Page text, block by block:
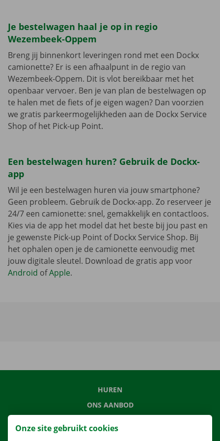
Je bestelwagen haal je op in regio
Wezembeek-Oppem
Breng jij binnenkort leveringen rond met een Dockx
camionette? Er is een afhaalpunt in de regio van
Wezembeek-Oppem. Dit is vlot bereikbaar met het
openbaar vervoer. Ben je van plan de bestelwagen op
te halen met de fiets of je eigen wagen? Dan voorzien
we gratis parkeermogelijkheden aan de Dockx Service
Shop of het Pick-up Point.
Een bestelwagen huren? Gebruik de Dockx-
app
Wil je een bestelwagen huren via jouw smartphone?
Geen probleem. Gebruik de Dockx-app. Zo reserveer je
24/7 een camionette: snel, gemakkelijk en contactloos.
Kies via de app het model dat het beste bij jou past en
je gewenste Pick-up Point of Dockx Service Shop. Bij
het ophalen open je de camionette eenvoudig met
jouw digitale sleutel. Download de gratis app voor
Android ofApple.
HUREN
ONS AANBOD
Onze site gebruikt cookies